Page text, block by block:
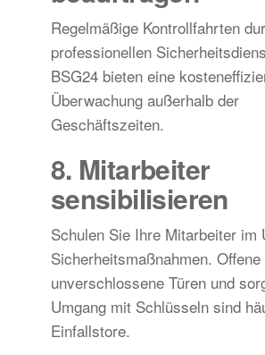
Regelmäßige Kontrollfahrten
professionellen
BSG24 bieten eine
Überwachung außerhalb der
Geschäftszeiten.
8. Mitarbeiter
sensibilisieren
Schulen Sie Ihre Mitarbeiter im
Sicherheitsmaßnahmen.
unverschlossene Türen und
Umgang mit Schlüsseln sind
Einfallstore.